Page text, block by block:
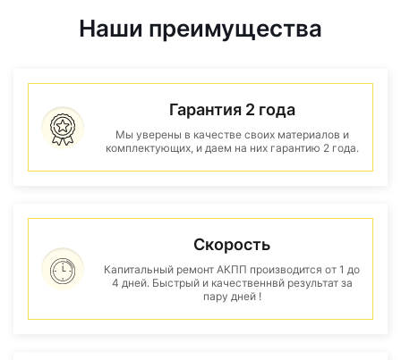
Наши преимущества
Гарантия 2 года
Мы уверены в качестве своих материалов и
комплектующих, и даем на них гарантию 2 года.
Скорость
Капитальный ремонт АКПП производится от 1 до
4 дней. Быстрый и качественнвй результат за
пару дней !